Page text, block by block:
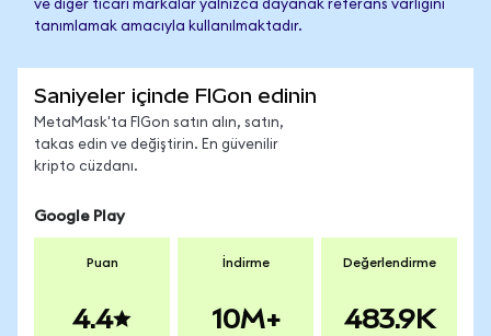
ve diğer ticari markalar yalnızca dayanak referans varlığını
tanımlamak amacıyla kullanılmaktadır.
Saniyeler içinde FIGon edinin
MetaMask'ta FIGon satın alın, satın,
takas edin ve değiştirin. En güvenilir
kripto cüzdanı.
Google Play
Puan
4.4
İndirme
10M+
Değerlendirme
483.9K